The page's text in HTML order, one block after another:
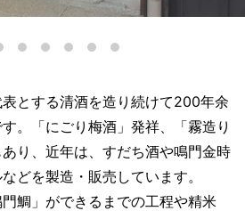
とする清酒を造り続けて200年余
。「にごり梅酒」発祥、「霧造り
り、近年は、すだち酒や鳴門金時
どを製造・販売しています。
鯛」ができるまでの工程や精米